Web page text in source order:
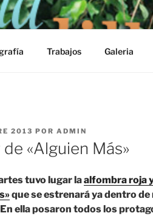
Trabajos Galeria
2013 POR ADMIN
«Alguien Más»
tuvo lugar laalfombra roja
que se estrenará ya dentro de
ella posaron todos los